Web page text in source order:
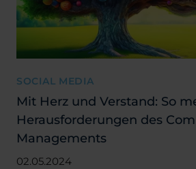
SOCIAL MEDIA
Mit Herz und Verstand: So
Herausforderungen des
Managements
02.05.2024